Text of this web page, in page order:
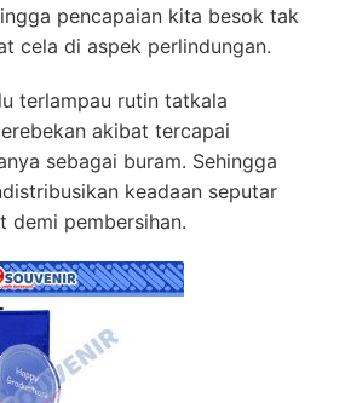
pencapaian kita besok tak
cela di aspek perlindungan.
terlampau rutin tatkala
akibat tercapai
sebagai buram. Sehingga
keadaan seputar
demi pembersihan.